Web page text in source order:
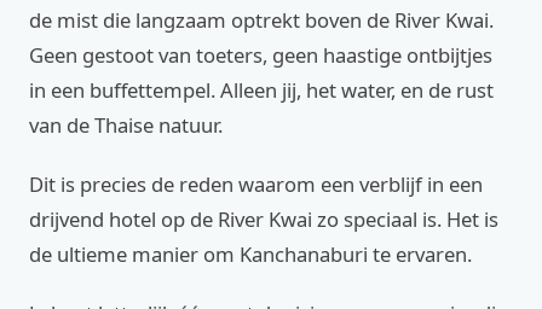
de mist die langzaam optrekt boven de River Kwai.
Geen gestoot van toeters, geen haastige ontbijtjes
in een buffettempel. Alleen jij, het water, en de rust
van de Thaise natuur.
Dit is precies de reden waarom een verblijf in een
drijvend hotel op de River Kwai zo speciaal is. Het is
de ultieme manier om Kanchanaburi te ervaren.